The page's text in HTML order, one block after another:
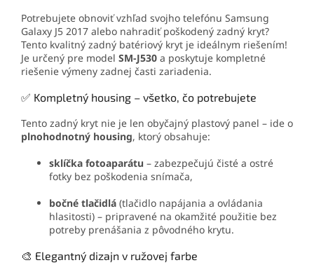
Potrebujete obnoviť vzhľad svojho telefónu Samsung
Galaxy J5 2017 alebo nahradiť poškodený zadný kryt?
Tento kvalitný zadný batériový kryt je ideálnym riešením!
Je určený pre model SM-J530 a poskytuje kompletné
riešenie výmeny zadnej časti zariadenia.
✅ Kompletný housing – všetko, čo potrebujete
Tento zadný kryt nie je len obyčajný plastový panel – ide o
plnohodnotný housing, ktorý obsahuje:
sklíčka fotoaparátu – zabezpečujú čisté a ostré
fotky bez poškodenia snímača,
bočné tlačidlá (tlačidlo napájania a ovládania
hlasitosti) – pripravené na okamžité použitie bez
potreby prenášania z pôvodného krytu.
🎨 Elegantný dizajn v ružovej farbe